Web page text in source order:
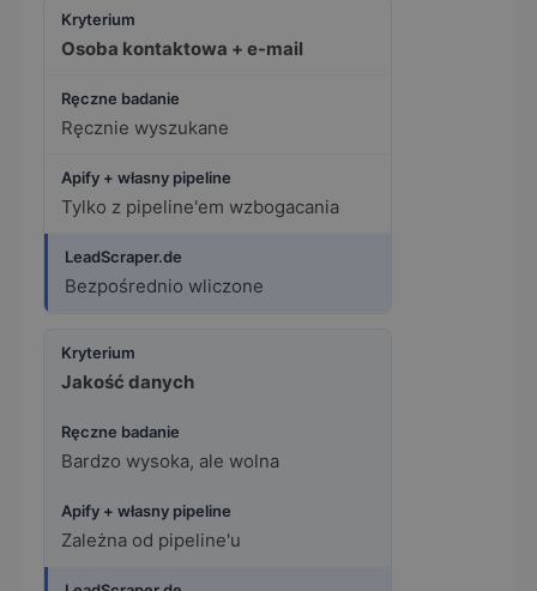
Osoba kontaktowa + e-mail
Ręcznie wyszukane
Tylko z pipeline'em wzbogacania
Bezpośrednio wliczone
Jakość danych
Bardzo wysoka, ale wolna
Zależna od pipeline'u